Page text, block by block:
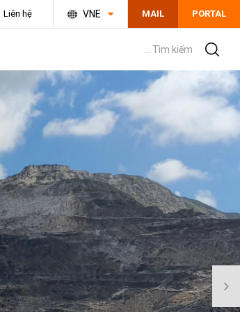
Liên hệ VNE PORTAL
MAIL
... Tìm kiếm